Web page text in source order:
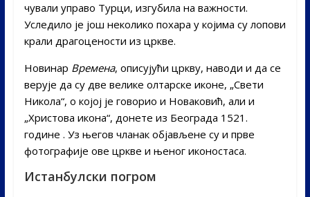
чували управо Турци, изгубила на важности.
Уследило је још неколико похара у којима су лопови
крали драгоцености из цркве.
Новинар Времена, описујући цркву, наводи и да се
верује да су две велике олтарске иконе, „Свети
Никола“, о којој је говорио и Новаковић, али и
„Христова икона“, донете из Београда 1521.
године . Уз његов чланак објављене су и прве
фотографије ове цркве и њеног иконостаса.
Истанбулски погром